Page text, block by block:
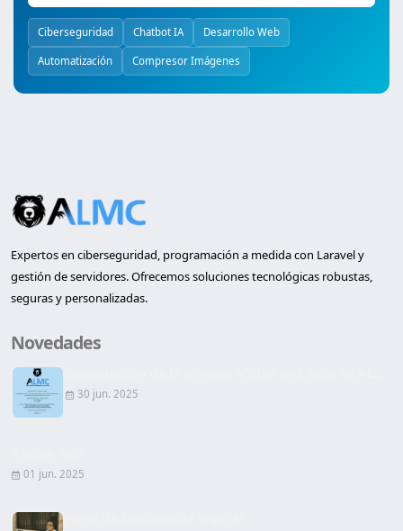
Ciberseguridad Chatbot IA Desarrollo Web
Automatización Compresor Imágenes
Expertos en ciberseguridad, programación a medida con Laravel y
gestión de servidores. Ofrecemos soluciones tecnológicas robustas,
seguras y personalizadas.
Novedades
30 jun. 2025
01 jun. 2025